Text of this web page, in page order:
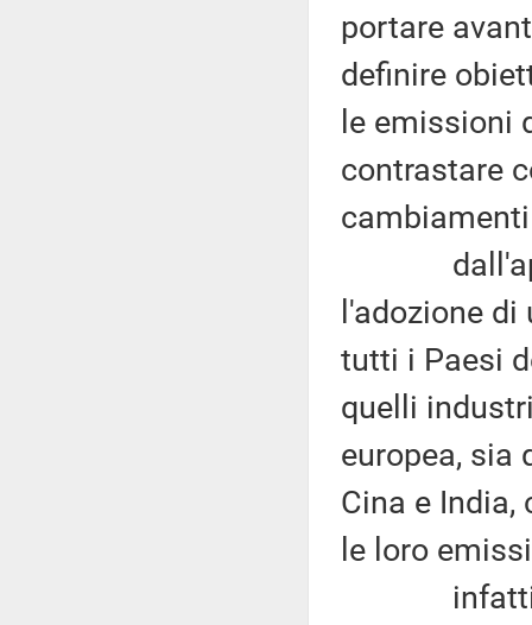
portare
definire
le emissioni
contrastare
l'adozione
tutti i Paesi
quelli
europea, sia
Cina e India,
le loro
infatti, se